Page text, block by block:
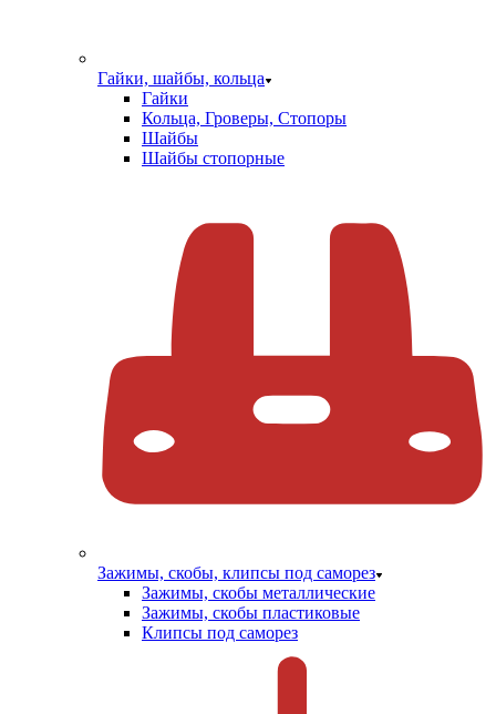
Гайки, шайбы, кольца
Гайки
Кольца, Гроверы, Стопоры
Шайбы
Шайбы стопорные
Зажимы, скобы, клипсы под саморез
Зажимы, скобы металлические
Зажимы, скобы пластиковые
Клипсы под саморез